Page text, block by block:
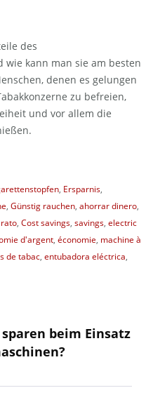
des
kann man sie am besten
denen es gelungen
zu befreien,
und vor allem die
, Ersparnis,
, Günstig rauchen, ahorrar dinero,
, Cost savings, savings, electric
d'argent, économie, machine à
de tabac, entubadora eléctrica,
beim Einsatz